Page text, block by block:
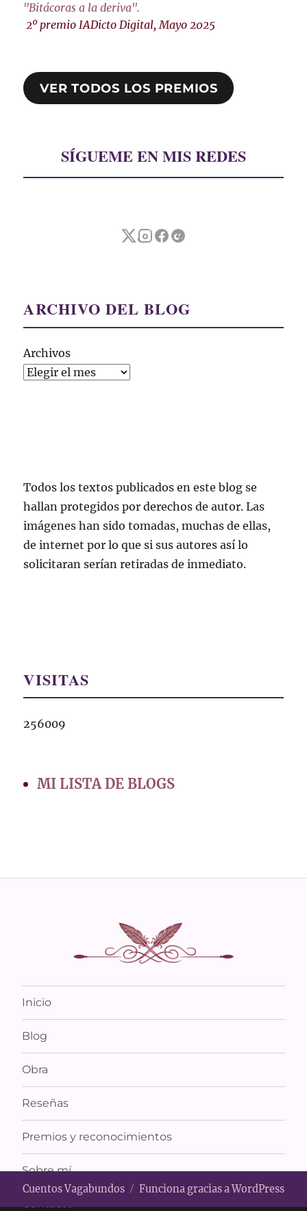
"Bitácoras a la deriva".
2º premio IADicto Digital, Mayo 2025
VER TODOS LOS PREMIOS
SÍGUEME EN MIS REDES
ARCHIVO DEL BLOG
Archivos
Todos los textos publicados en este blog se
hallan protegidos por derechos de autor. Las
imágenes han sido tomadas, muchas de ellas,
de internet por lo que si sus autores así lo
solicitaran serían retiradas de inmediato.
VISITAS
256009
MI LISTA DE BLOGS
Inicio
Blog
Obra
Reseñas
Premios y reconocimientos
Sobre mí
Contacto
Cuentos Vagabundos Funciona gracias a WordPress